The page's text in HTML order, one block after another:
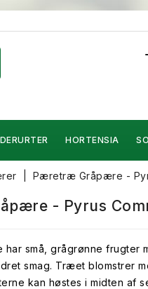
HORTENSIA
Pæretræ Gråpære -
- Pyrus
små, grågrønne frugter
smag. Træet blomstrer
kan høstes i midten af